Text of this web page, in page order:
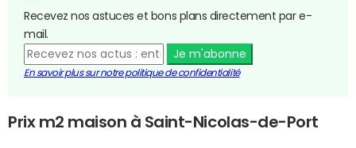
Recevez nos astuces et bons plans directement par e-
mail.
Je m'abonne
En savoir plus sur notre politique de confidentialité
Prix m2 maison à Saint-Nicolas-de-Port